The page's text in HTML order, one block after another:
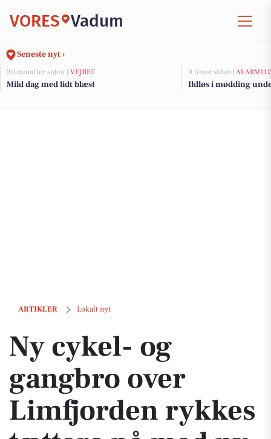
VORES Vadum
Seneste nyt ›
20 minutter siden | VEJRET
Mild dag med lidt blæst
9 timer siden | ALARM112
Ildløs i mødding
ARTIKLER Lokalt nyt
Ny cykel- og gangbro over Limfjorden rykkes tættere på med ny
Ny cykel- og
gangbro over
Limfjorden rykkes